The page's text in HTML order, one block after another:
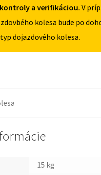
a verifikáciou. V
kolesa bude po
dojazdového kolesa.
15 kg